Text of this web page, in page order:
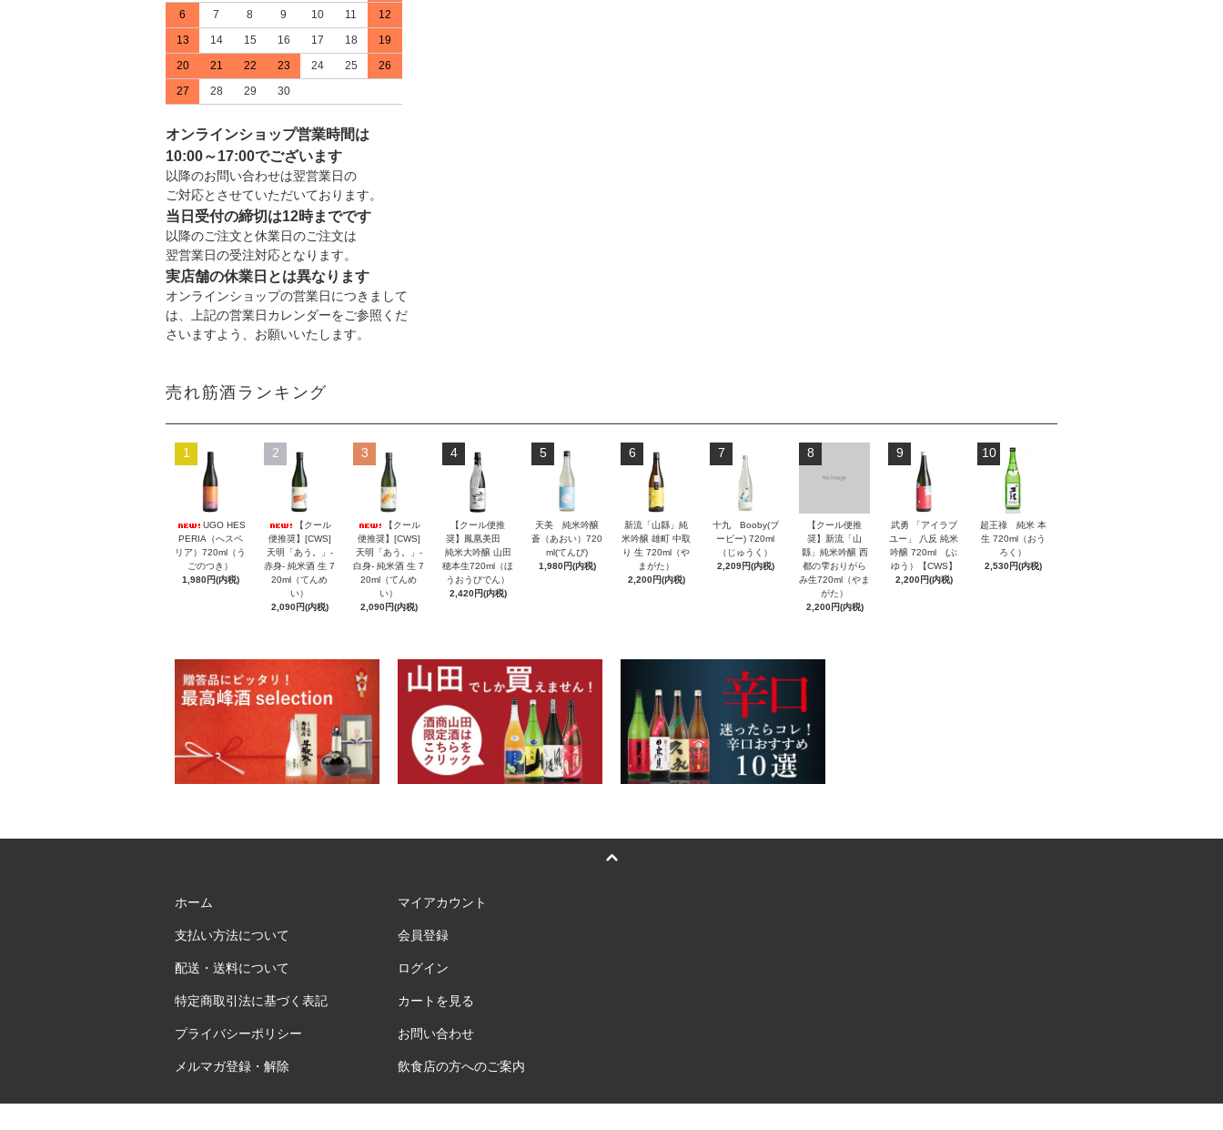
6
7 8 9 10 11
12
13
14 15 16 17 18
19
20
21 22 23 24 25
26
27
28 29 30
オンラインショップ営業時間は
10:00～17:00でございます
以降のお問い合わせは翌営業日の
ご対応とさせていただいております。
当日受付の締切は12時までです
以降のご注文と休業日のご注文は
翌営業日の受注対応となります。
実店舗の休業日とは異なります
オンラインショップの営業日につきまして
は、上記の営業日カレンダーをご参照くだ
さいますよう、お願いいたします。
売れ筋酒ランキング
1
UGO HES
PERIA（へスペ
リア）720ml（う
ごのつき）
1,980円(内税)
2
【クール
便推奨】[CWS]
天明「あう。」-
赤身- 純米酒 生 7
20ml（てんめ
い）
2,090円(内税)
3
【クール
便推奨】[CWS]
天明「あう。」-
白身- 純米酒 生 7
20ml（てんめ
い）
2,090円(内税)
4
【クール便推
奨】鳳凰美田
純米大吟醸 山田
穂本生720ml（ほ
うおうびでん）
2,420円(内税)
5
天美 純米吟醸
蒼（あおい）720
ml(てんび)
1,980円(内税)
6
新流「山縣」純
米吟醸 雄町 中取
り 生 720ml（や
まがた）
2,200円(内税)
7
十九 Booby(ブ
ービー) 720ml
（じゅうく）
2,209円(内税)
8
【クール便推
奨】新流「山
縣」純米吟醸 西
都の雫おりがら
み生720ml（やま
がた）
2,200円(内税)
9
武勇 「アイラブ
ユー」 八反 純米
吟醸 720ml (ぶ
ゆう）【CWS】
2,200円(内税)
10
超王祿 純米 本
生 720ml（おう
ろく）
2,530円(内税)
ホーム
支払い方法について
配送・送料について
特定商取引法に基づく表記
プライバシーポリシー
メルマガ登録・解除
マイアカウント
会員登録
ログイン
カートを見る
お問い合わせ
飲食店の方へのご案内